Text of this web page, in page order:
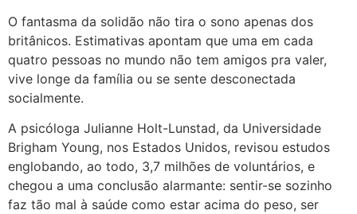
O fantasma da solidão não tira o sono apenas dos
britânicos. Estimativas apontam que uma em cada
quatro pessoas no mundo não tem amigos pra valer,
vive longe da família ou se sente desconectada
socialmente.
A psicóloga Julianne Holt-Lunstad, da Universidade
Brigham Young, nos Estados Unidos, revisou estudos
englobando, ao todo, 3,7 milhões de voluntários, e
chegou a uma conclusão alarmante: sentir-se sozinho
faz tão mal à saúde como estar acima do peso, ser